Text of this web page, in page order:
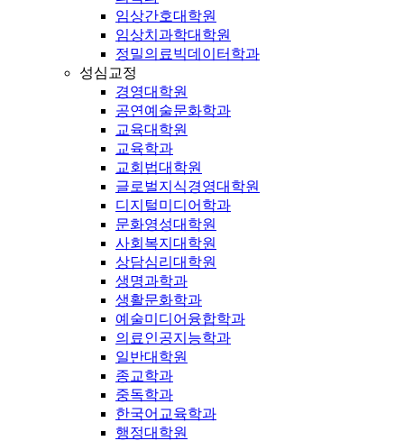
임상간호대학원
임상치과학대학원
정밀의료빅데이터학과
성심교정
경영대학원
공연예술문화학과
교육대학원
교육학과
교회법대학원
글로벌지식경영대학원
디지털미디어학과
문화영성대학원
사회복지대학원
상담심리대학원
생명과학과
생활문화학과
예술미디어융합학과
의료인공지능학과
일반대학원
종교학과
중독학과
한국어교육학과
행정대학원